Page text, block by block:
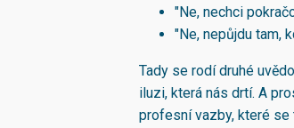
"Ne, nechci
"Ne, nepůjdu tam,
Tady se rodí druhé
iluzi, která nás drtí. A
profesní vazby, které se